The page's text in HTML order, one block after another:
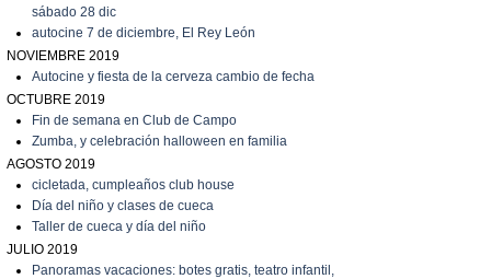
sábado 28 dic
autocine 7 de diciembre, El Rey León
NOVIEMBRE 2019
Autocine y fiesta de la cerveza cambio de fecha
OCTUBRE 2019
Fin de semana en Club de Campo
Zumba, y celebración halloween en familia
AGOSTO 2019
cicletada, cumpleaños club house
Día del niño y clases de cueca
Taller de cueca y día del niño
JULIO 2019
Panoramas vacaciones: botes gratis, teatro infantil,